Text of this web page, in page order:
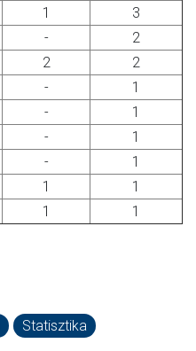
1
3
-
2
2
2
-
1
-
1
-
1
-
1
1
1
1 1
Statisztika